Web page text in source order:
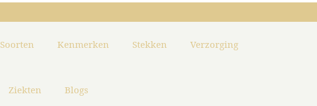
Soorten Kenmerken Stekken Verzorging
Ziekten Blogs